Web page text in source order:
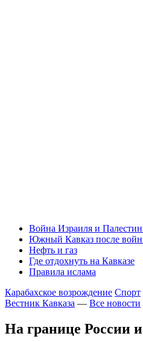
Война Израиля и
Южный Кавказ после
Нефть и газ
Где отдохнуть на Кавказе
Правила ислама
Карабахское возрождение Спорт
Вестник Кавказа — Все новости
На границе России